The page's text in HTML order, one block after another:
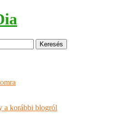
a korábbi blogról